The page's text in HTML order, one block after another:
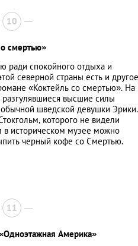
10
смертью»
ради спокойного отдыха и
северной страны есть и другое
«Коктейль со смертью». На
разгулявшиеся высшие силы
шведской девушки Эрики.
которого не видели
в историческом музее можно
черный кофе со Смертью.
11
Америка»